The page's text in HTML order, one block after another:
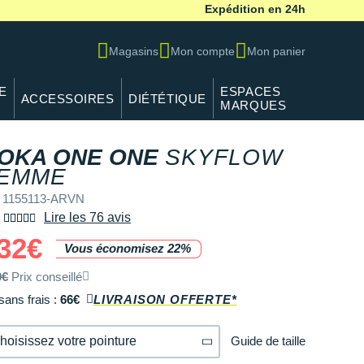
Expédition en 24h
Magasins Mon compte Mon panier
ACCESSOIRES DIÉTÉTIQUE
ESPACES
MARQUES
ONE ONE SKYFLOW
1155113-ARVN
Lire les 76 avis
Vous économisez 22%
Prix conseillé
frais : 66€ LIVRAISON OFFERTE*
votre pointure Guide de taille